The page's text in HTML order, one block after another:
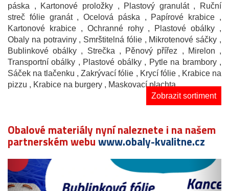
páska , Kartonové proložky , Plastový granulát , Ruční
streč fólie granát , Ocelová páska , Papírové krabice ,
Kartonové krabice , Ochranné rohy , Plastové obálky ,
Obaly na potraviny , Smrštitelná fólie , Mikrotenové sáčky ,
Bublinkové obálky , Strečka , Pěnový přířez , Mirelon ,
Transportní obálky , Plastové obálky , Pytle na brambory ,
Sáček na tlačenku , Zakrývací fólie , Krycí fólie , Krabice na
pizzu , Krabice na burgery , Maskovací plachta
Zobrazit sortiment
Obalové materiály nyní naleznete i na našem
partnerském webuwww.obaly-kvalitne.cz
Předchozí